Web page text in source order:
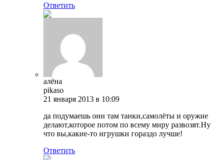
Ответить
алёна
pikaso
21 января 2013 в 10:09
да подумаешь они там танки,самолёты и оружие
делают,которое потом по всему миру развозят.Ну
что вы,какие-то игрушки гораздо лучше!
Ответить